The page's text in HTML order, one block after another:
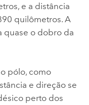
e a distância
quilômetros. A
quase o dobro da
pólo, como
e direção se
perto dos